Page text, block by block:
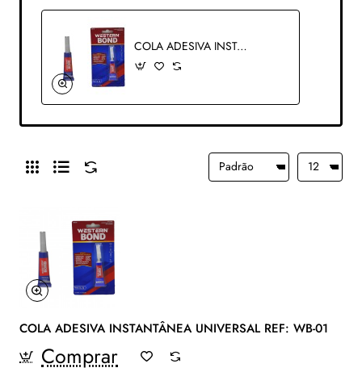
COLA ADESIVA INSTANTÂNEA UNIVERSAL REF: WB-01
COLA ADESIVA INSTANTÂNEA UNIVERSAL REF: WB-01
Comprar